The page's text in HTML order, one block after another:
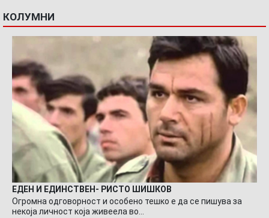
КОЛУМНИ
ЕДЕН И ЕДИНСТВЕН- РИСТО ШИШКОВ
Огромна одговорност и особено тешко е да се пишува за
некоја личност која живеела во…